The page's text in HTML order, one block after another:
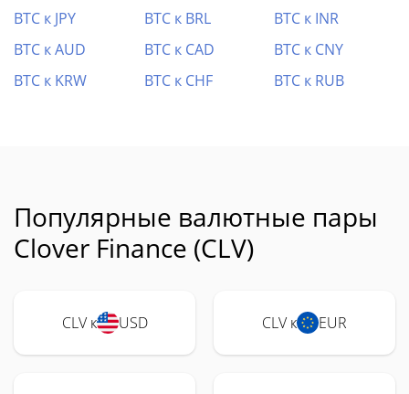
BTC к JPY
BTC к BRL
BTC к INR
BTC к AUD
BTC к CAD
BTC к CNY
BTC к KRW
BTC к CHF BTC к RUB
Популярные валютные пары
Clover Finance (CLV)
CLV к USD CLV к EUR